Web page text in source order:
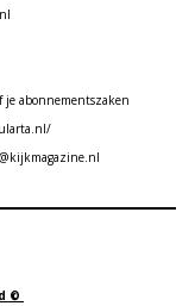
je abonnementszaken
©